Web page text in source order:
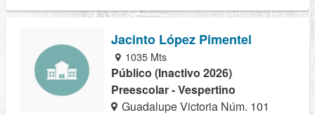
Jacinto López Pimentel
1035 Mts
Público (Inactivo 2026)
Preescolar - Vespertino
Guadalupe Victoria Núm. 101